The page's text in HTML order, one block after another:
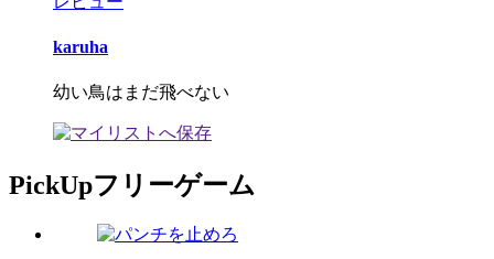
karuha
幼い鳥はまだ飛べない
PickUpフリーゲーム